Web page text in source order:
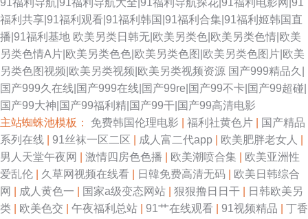
91福利导航|91福利导航大全|91福利导航探花|91福利电影网|91
福利共享|91福利观看|91福利韩国|91福利合集|91福利姬韩国直
播|91福利基地 欧美另类日韩无|欧美另类色|欧美另类色情|欧美
另类色情A片|欧美另类色色|欧美另类色图|欧美另类色图片|欧美
另类色图视频|欧美另类视频|欧美另类视频资源 国产999精品久|
国产999久在线|国产999在线|国产99re|国产99不卡|国产99超碰|
国产99大神|国产99福利精|国产99干|国产99高清电影
主站蜘蛛池模板： 免费韩国伦理电影 福利社黄色片
国产精品
系列在线
91丝袜一区二区 成人富二代app 欧美肥胖老女人
男人天堂午夜网
激情四房色色播 欧美潮喷合集
欧美亚洲性
爱乱伦
久草网视频在线看 日韓免费高清无码
欧美日韩综合
网
成人黄色一 国家a级变态网站 狠狠撸日日干
日韩欧美另
类
欧美色交 午夜福利总站 91艹在线观看 91视频精品
丁香